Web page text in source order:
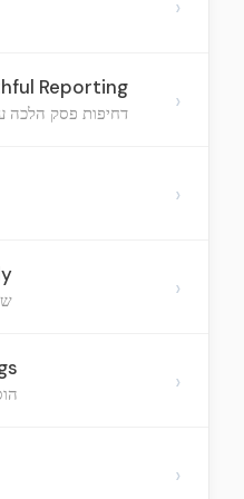
›
Reporting
דחיפות פסק הלכה ›
›
›
›
›